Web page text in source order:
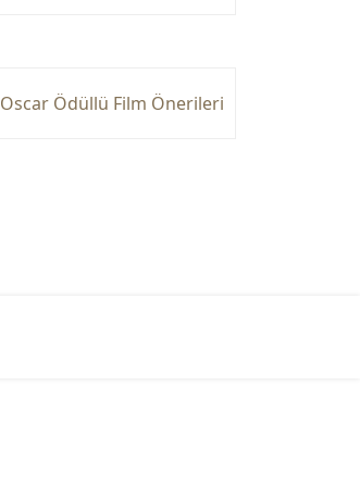
Oscar Ödüllü Film Önerileri